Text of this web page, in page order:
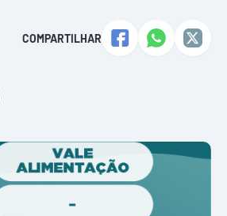
COMPARTILHAR